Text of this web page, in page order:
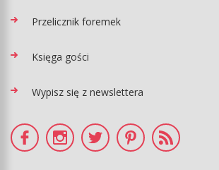
Przelicznik foremek
Księga gości
Wypisz się z newslettera